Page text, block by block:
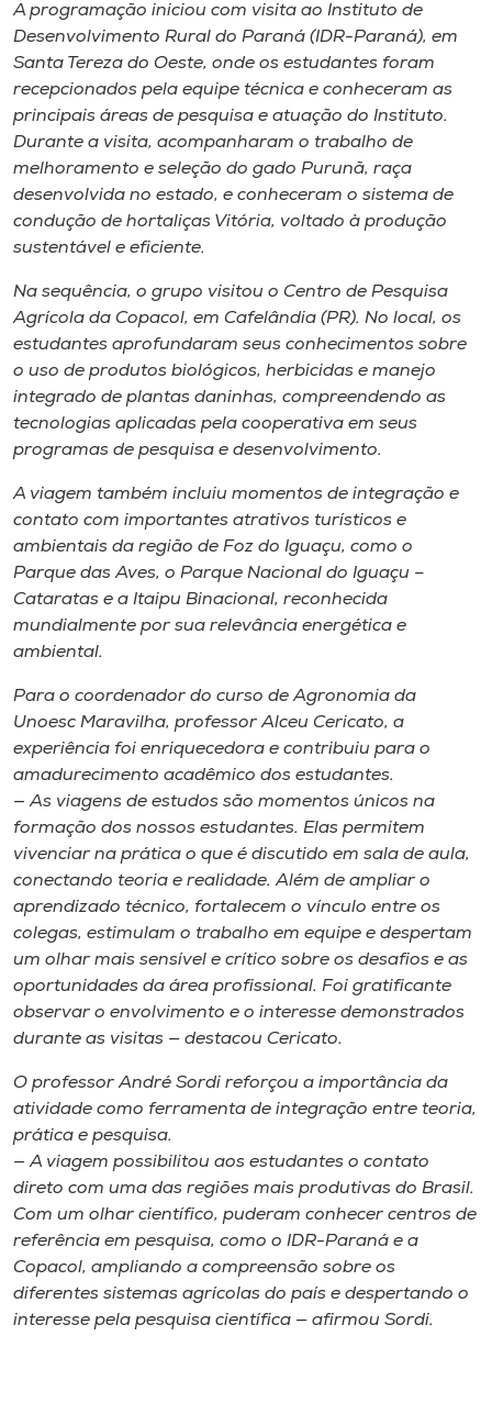
Unoesc
Store
Selecione
o idioma
A-
A programação iniciou com visita ao Instituto de
Desenvolvimento Rural do Paraná (IDR-Paraná), em
Santa Tereza do Oeste, onde os estudantes foram
recepcionados pela equipe técnica e conheceram as
principais áreas de pesquisa e atuação do Instituto.
Durante a visita, acompanharam o trabalho de
melhoramento e seleção do gado Purunã, raça
desenvolvida no estado, e conheceram o sistema de
condução de hortaliças Vitória, voltado à produção
sustentável e eficiente.
Na sequência, o grupo visitou o Centro de Pesquisa
Agrícola da Copacol, em Cafelândia (PR). No local, os
estudantes aprofundaram seus conhecimentos sobre
o uso de produtos biológicos, herbicidas e manejo
integrado de plantas daninhas, compreendendo as
tecnologias aplicadas pela cooperativa em seus
programas de pesquisa e desenvolvimento.
A viagem também incluiu momentos de integração e
contato com importantes atrativos turísticos e
ambientais da região de Foz do Iguaçu, como o
Parque das Aves, o Parque Nacional do Iguaçu –
Cataratas e a Itaipu Binacional, reconhecida
mundialmente por sua relevância energética e
ambiental.
Para o coordenador do curso de Agronomia da
Unoesc Maravilha, professor Alceu Cericato, a
experiência foi enriquecedora e contribuiu para o
amadurecimento acadêmico dos estudantes.
— As viagens de estudos são momentos únicos na
formação dos nossos estudantes. Elas permitem
vivenciar na prática o que é discutido em sala de aula,
conectando teoria e realidade. Além de ampliar o
aprendizado técnico, fortalecem o vínculo entre os
colegas, estimulam o trabalho em equipe e despertam
um olhar mais sensível e crítico sobre os desafios e as
oportunidades da área profissional. Foi gratificante
observar o envolvimento e o interesse demonstrados
durante as visitas — destacou Cericato.
O professor André Sordi reforçou a importância da
atividade como ferramenta de integração entre teoria,
prática e pesquisa.
— A viagem possibilitou aos estudantes o contato
direto com uma das regiões mais produtivas do Brasil.
Com um olhar científico, puderam conhecer centros de
referência em pesquisa, como o IDR-Paraná e a
Copacol, ampliando a compreensão sobre os
diferentes sistemas agrícolas do país e despertando o
interesse pela pesquisa científica — afirmou Sordi.